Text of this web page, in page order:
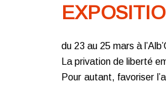
du 23 au 25 mars à
La privation de liberté
Pour autant, favoriser